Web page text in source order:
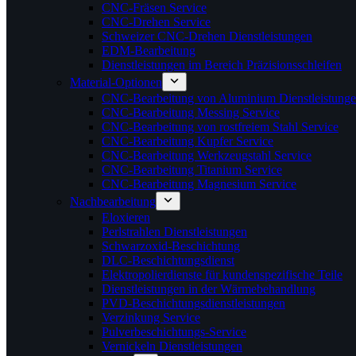
CNC-Fräsen Service
CNC-Drehen Service
Schweizer CNC-Drehen Dienstleistungen
EDM-Bearbeitung
Dienstleistungen im Bereich Präzisionsschleifen
Material-Optionen
CNC-Bearbeitung von Aluminium
CNC-Bearbeitung Messing Service
CNC-Bearbeitung von rostfreiem Stahl Service
CNC-Bearbeitung Kupfer Service
CNC-Bearbeitung Werkzeugstahl Service
CNC-Bearbeitung Titanium Service
CNC-Bearbeitung Magnesium Service
Nachbearbeitung
Eloxieren
Perlstrahlen Dienstleistungen
Schwarzoxid-Beschichtung
DLC-Beschichtungsdienst
Elektropolierdienste für kundenspezifische Teile
Dienstleistungen in der Wärmebehandlung
PVD-Beschichtungsdienstleistungen
Verzinkung Service
Pulverbeschichtungs-Service
Vernickeln Dienstleistungen